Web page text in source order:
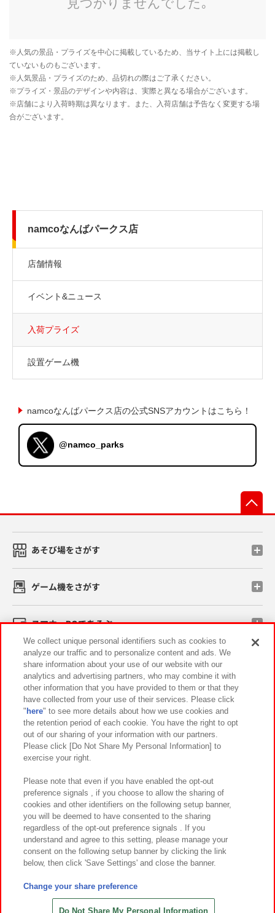
namcoなんばパークス店
店舗情報
イベント&ニュース
入荷プライズ
設置ゲーム機
namcoなんばパークス店の公式SNSアカウントはこちら！
@namco_parks
あそび場をさがす
ゲーム機をさがす
スマホ・PCであそぶ
イベント・キャンペーン
関連会社 サステナビリティ サイトポリシー
プライバシーポリシー ウェブアクセシビリティ方針と検証結果
お取引先さまとともに
カスタマーハラスメント対応方針 よくあるご質問・お問い合わせ
©Bandai Namco Amusement Inc.
©Bandai Namco Amusement Lab Inc.
©HANAYASHIKI Co., Ltd. All Rights Reserved.
We collect unique personal identifiers such as cookies to
analyze our traffic and to personalize content and ads. We
share information about your use of our website with our
analytics and advertising partners, who may combine it with
other information that you have provided to them or that they
have collected from your use of their services. Please click
" here" to see more details about how we use cookies and
the retention period of each cookie. You have the right to opt
out of our sharing of your information with our partners.
Please click [Do Not Share My Personal Information] to
exercise your right.
Please note that even if you have enabled the opt-out
preference signals , if you choose to allow the sharing of
cookies and other identifiers on the following setup banner,
you will be deemed to have consented to the sharing
regardless of the opt-out preference signals . If you
understand and agree to this setting, please manage your
consent on the following setup banner by clicking the link
below, then click 'Save Settings' and close the banner.
Change your share preference
Do Not Share My Personal Information